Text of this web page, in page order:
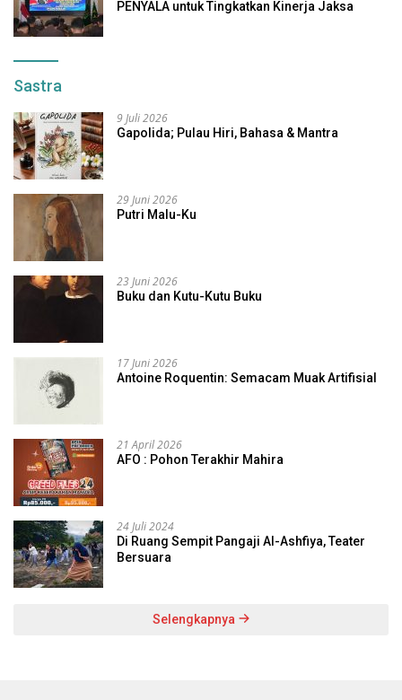
PENYALA untuk Tingkatkan Kinerja Jaksa
Sastra
9 Juli 2026
Gapolida; Pulau Hiri, Bahasa & Mantra
29 Juni 2026
Putri Malu-Ku
23 Juni 2026
Buku dan Kutu-Kutu Buku
17 Juni 2026
Antoine Roquentin: Semacam Muak Artifisial
21 April 2026
AFO : Pohon Terakhir Mahira
24 Juli 2024
Di Ruang Sempit Pangaji Al-Ashfiya, Teater
Bersuara
Selengkapnya